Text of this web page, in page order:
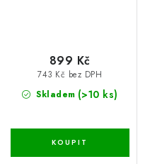
Skladem (>10 ks)
743 Kč bez DPH
899 Kč